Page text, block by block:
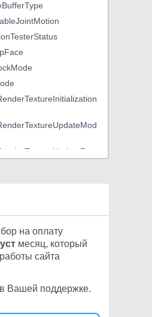
на оплату
месяц, который
сайта
Вашей поддержке.